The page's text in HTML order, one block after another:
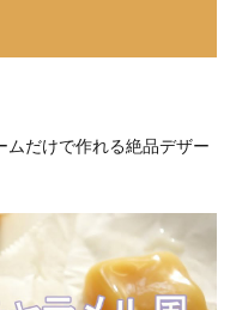
だけで作れる絶品デザー